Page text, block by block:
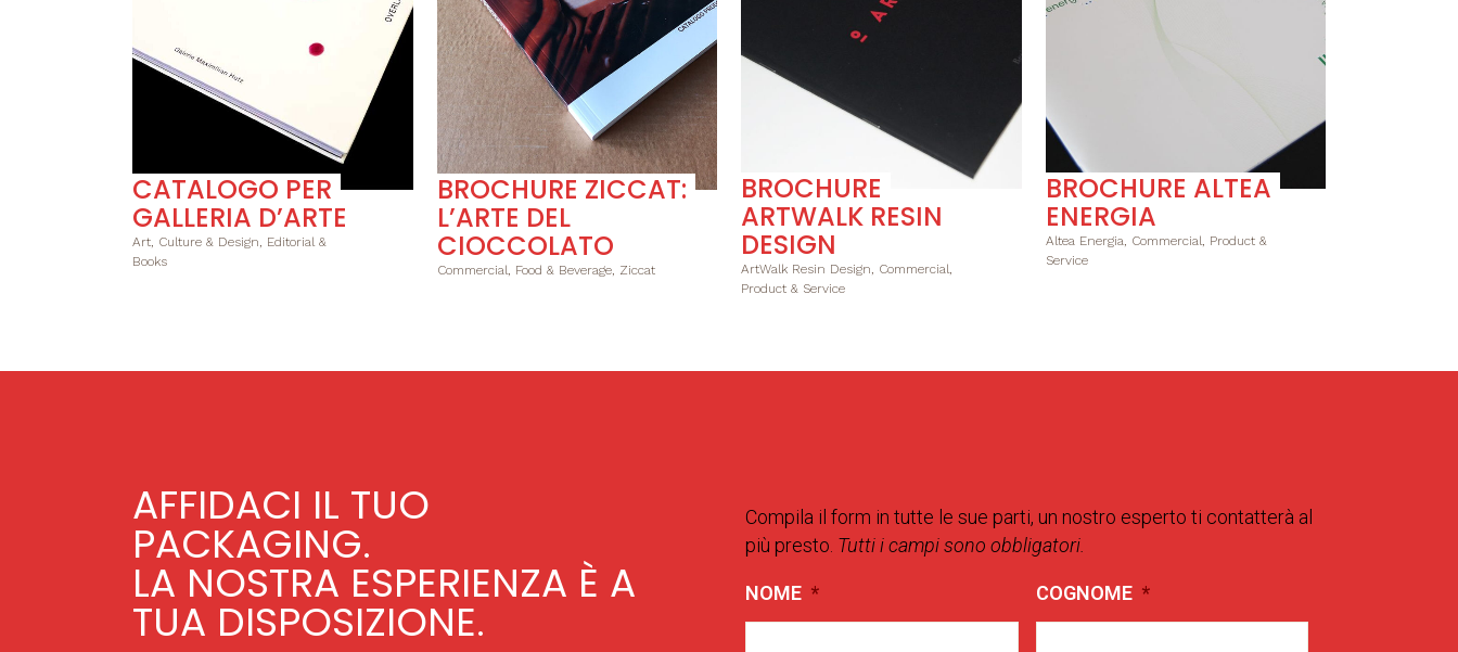
CATALOGO PER
GALLERIA D’ARTE
Art, Culture & Design, Editorial &
Books
BROCHURE ZICCAT:
L’ARTE DEL
CIOCCOLATO
Commercial, Food & Beverage, Ziccat
BROCHURE
ARTWALK RESIN
DESIGN
ArtWalk Resin Design, Commercial,
Product & Service
BROCHURE ALTEA
ENERGIA
Altea Energia, Commercial, Product &
Service
AFFIDACI IL TUO
PACKAGING.
LA NOSTRA ESPERIENZA È A
TUA DISPOSIZIONE.
Compila il form in tutte le sue parti, un nostro esperto ti contatterà al
più presto. Tutti i campi sono obbligatori.
NOME * COGNOME *